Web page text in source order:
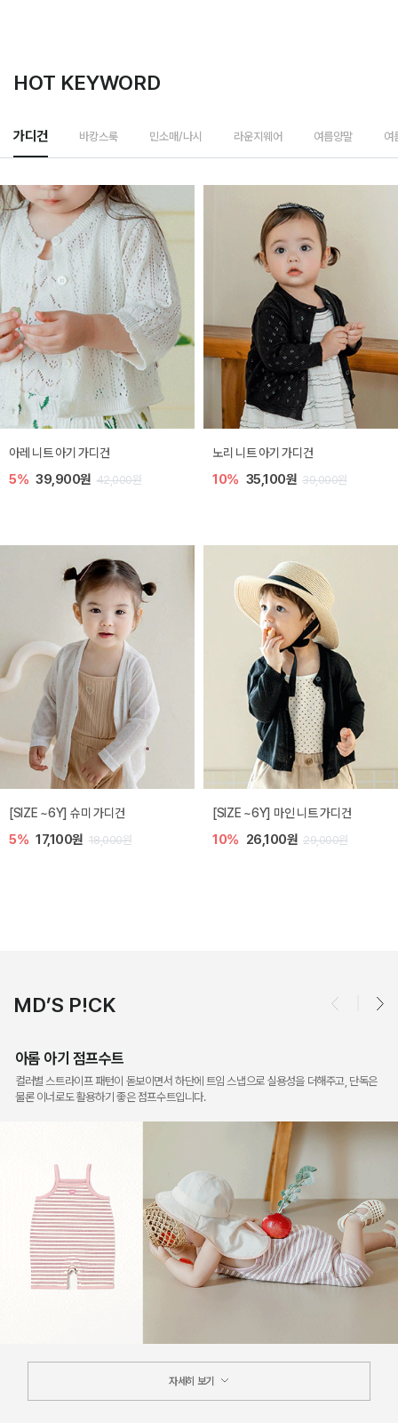
HOT KEYWORD
가디건 바캉스룩 민소매/나시 라운지웨어 여름양말 여
[SIZE ~6Y] 로메이 라운지 셋업
10% 23,400원 26,000원
밀라 아기 원피스
20% 27,200원 34,000원
밀라 아기 점프수트
10% 30,600원 34,000원
밀라 아기 셋업
20% 35,200원 44,000원
MD’S P!CK
아롬 아기 점프수트
컬러별 스트라이프 패턴이 돋보이면서 하단에 트임 스냅으로 실용성을 더해주고, 단독은
물론 이너로도 활용하기 좋은 점프수트입니다.
자세히 보기